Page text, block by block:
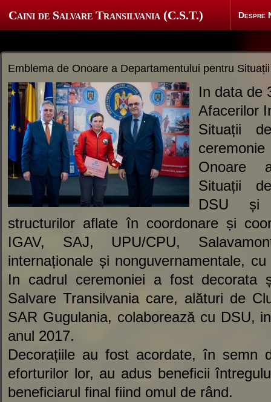
Emblema de Onoare a Departamentului pentru
In data de
Afacerilor
Situații
ceremonie
Onoare
Situații
DSU și
structurilor aflate în coordonare și
IGAV, SAJ, UPU/CPU,
internaționale și nonguvernamentale,
In cadrul ceremoniei a fost decorata
Salvare Transilvania care, alături de
SAR Gugulania, colaborează cu DSU,
anul 2017.
Decorațiile au fost acordate, în semn
eforturilor lor, au adus beneficii
beneficiarul final fiind omul de rând.
Despre
Caini de Salvare Transilvania (C.S.T.)